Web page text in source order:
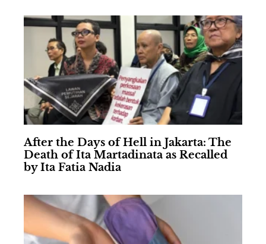
After the Days of Hell in Jakarta: The
Death of Ita Martadinata as Recalled
by Ita Fatia Nadia